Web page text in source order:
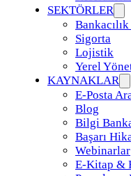
SEKTÖRLER
Sigorta
Lojistik
Yerel
KAYNAKLAR
E-Posta
Blog
Bilgi
Başarı
Webinarlar
E-Kitap &